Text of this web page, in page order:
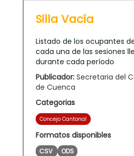
Silla Vacía
Listado de los ocupantes
cada una de las sesiones
durante cada período
Publicador: Secretaria del
de Cuenca
Categorias
Concejo Cantonal
Formatos disponibles
CSV ODS